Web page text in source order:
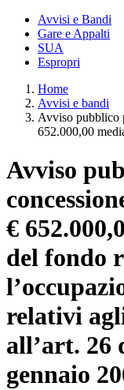
Avvisi e Bandi
Gare e Appalti
SUA
Espropri
Home
Avvisi e bandi
Avviso pubblico
652.000,00
Avviso
€
del fondo
relativi
all’art. 26
gennaio